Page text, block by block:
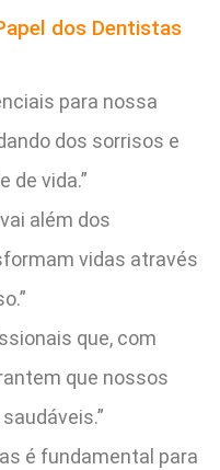
dos Dentistas
para nossa
dos sorrisos e
de vida.”
além dos
vidas através
que, com
que nossos
é fundamental para